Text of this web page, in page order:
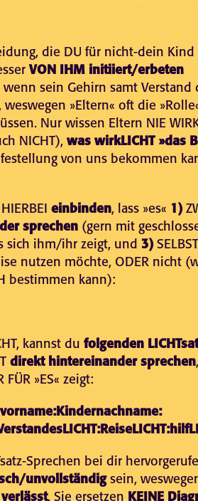
die DU für nicht-dein Kind
VON IHM initiiert/erbeten
wenn sein Gehirn samt Verstand
weswegen »Eltern« oft die
Nur wissen Eltern NIE
NICHT), was wirkLICHT »das
von uns bekommen
einbinden, lass »es« 1)
sprechen(gern mit
sich ihm/ihr zeigt, und 3)SELBST
nutzen möchte, ODER nicht
bestimmen kann):
kannst du folgenden
direkt hintereinander sprechen
»ES« zeigt:
Sprechen bei dir
unvollständigsein,
. Sie ersetzenKEINE